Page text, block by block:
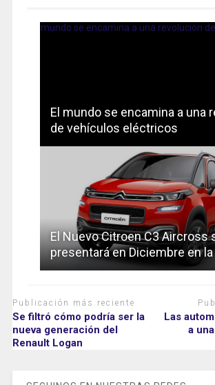
El mundo se encamina a una
de vehículos eléctricos
El Nuevo Citroen C3 Aircross
presentará en Diciembre en
Publicación más reciente
Se filtró cómo podría ser la
nueva generación del
Renault Logan
Las
a